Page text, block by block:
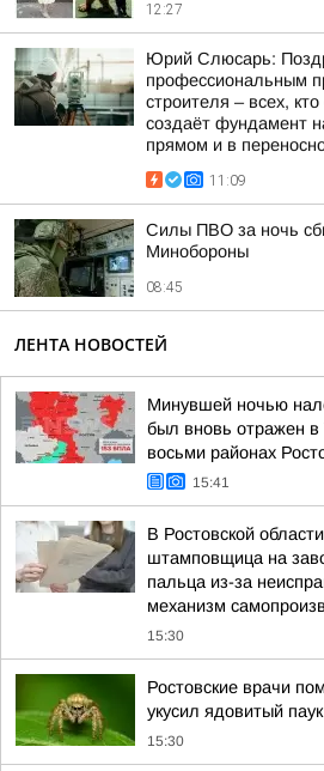
12:27
Юрий Слюсарь:
профессиональным
строителя – всех,
создаёт фундамент
прямом и в
11:09
Силы ПВО за ночь
Минобороны
08:45
ЛЕНТА НОВОСТЕЙ
Минувшей ночью
был вновь отражен в
восьми районах
15:41
В Ростовской
штамповщица на
пальца из-за
механизм
15:30
Ростовские врачи
укусил ядовитый паук
15:30